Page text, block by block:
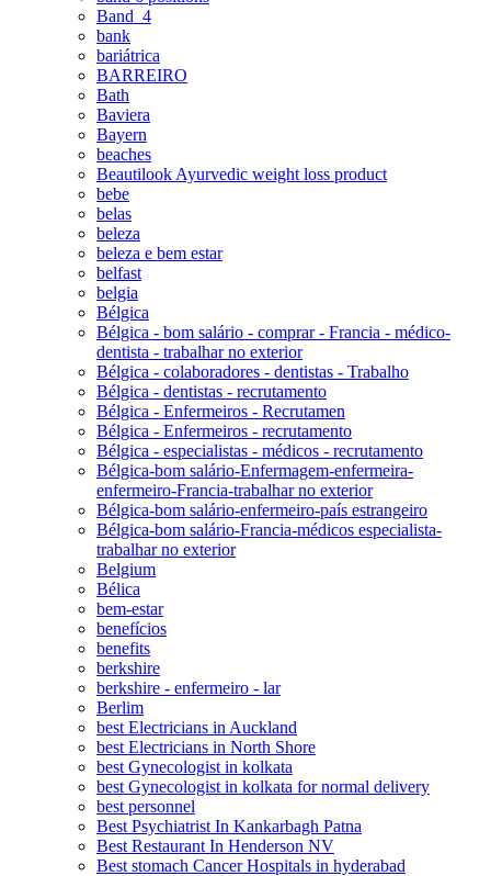
Band_4
bank
bariátrica
BARREIRO
Bath
Baviera
Bayern
beaches
Beautilook Ayurvedic weight loss product
bebe
belas
beleza
beleza e bem estar
belfast
belgia
Bélgica
Bélgica - bom salário - comprar - Francia - médico-
dentista - trabalhar no exterior
Bélgica - colaboradores - dentistas - Trabalho
Bélgica - dentistas - recrutamento
Bélgica - Enfermeiros - Recrutamen
Bélgica - Enfermeiros - recrutamento
Bélgica - especialistas - médicos - recrutamento
Bélgica-bom salário-Enfermagem-enfermeira-
enfermeiro-Francia-trabalhar no exterior
Bélgica-bom salário-enfermeiro-país estrangeiro
Bélgica-bom salário-Francia-médicos especialista-
trabalhar no exterior
Belgium
Bélica
bem-estar
benefícios
benefits
berkshire
berkshire - enfermeiro - lar
Berlim
best Electricians in Auckland
best Electricians in North Shore
best Gynecologist in kolkata
best Gynecologist in kolkata for normal delivery
best personnel
Best Psychiatrist In Kankarbagh Patna
Best Restaurant In Henderson NV
Best stomach Cancer Hospitals in hyderabad